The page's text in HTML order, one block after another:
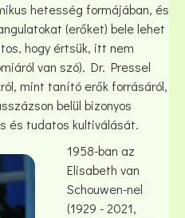
hetesség formájában, és
(erőket) bele lehet
hogy értsük, itt nem
van szó). Dr. Pressel
mint tanító erők forrásáról,
belül bizonyos
és tudatos kultiválását.
1958-ban az
Elisabeth van
Schouwen-nel
(1929 - 2021,